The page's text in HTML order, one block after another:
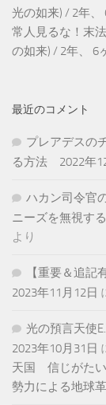
光の如来) / 2年、
常人見るな！末
の如来) / 2年、 6
最近のコメント
プレアデスの
る方法 2022年
ハカン司令官
ニーズを無視す
より
【重要＆追
2023年11月12日
光の預言天使
2023年10月31日
天国 信じがたい
勢力による地球